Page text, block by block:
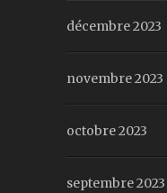
décembre 2023
novembre 2023
octobre 2023
septembre 2023